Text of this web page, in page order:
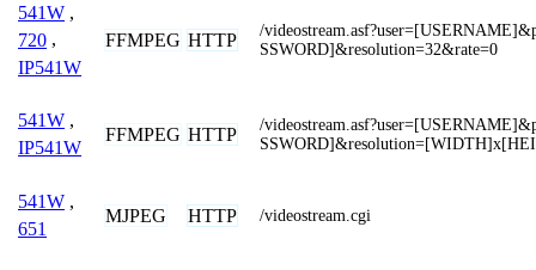
541W ,
720 ,
IP541W
FFMPEG HTTP
/
SSWORD]&resolution=32&rate=0
541W ,
IP541W
FFMPEG HTTP
/
541W ,
651
MJPEG HTTP /videostream.cgi